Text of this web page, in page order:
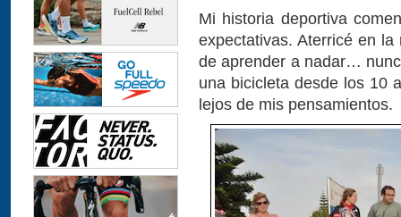
Mi historia deportiva
expectativas. Aterricé en
de aprender a nadar…
una bicicleta desde los 10
lejos de mis pensamientos.